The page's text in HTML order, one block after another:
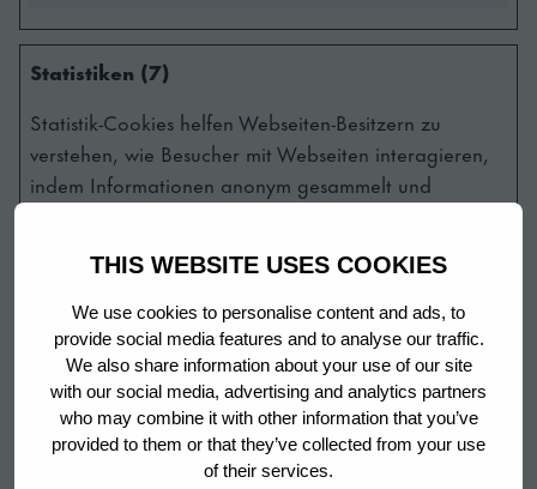
THIS WEBSITE USES COOKIES
We use cookies to personalise content and ads, to
provide social media features and to analyse our traffic.
We also share information about your use of our site
with our social media, advertising and analytics partners
who may combine it with other information that you’ve
provided to them or that they’ve collected from your use
of their services.
Statistiken (7)
Statistik-Cookies helfen Webseiten-Besitzern zu
verstehen, wie Besucher mit Webseiten interagieren,
indem Informationen anonym gesammelt und
_hjSession_ Hotjar
Erfasst Statistiken
über Besuche des
Benutzers auf der
Website, wie z. B.
die Anzahl der
1 Tag